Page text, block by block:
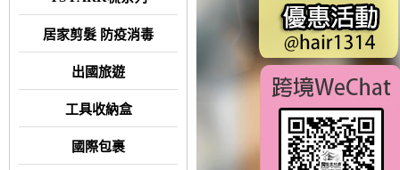
居家剪髮 防疫消毒
出國旅遊
工具收納盒
國際包裹